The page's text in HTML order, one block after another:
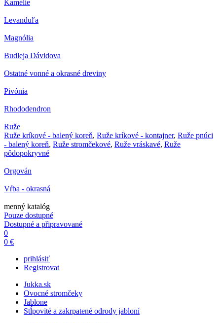
Kamélie
Levanduľa
Magnólia
Budleja Dávidova
Ostatné vonné a okrasné dreviny
Pivónia
Rhododendron
Ruže
Ruže kríkové - balený koreň, Ruže kríkové - kontajner, Ruže pnúci
- balený koreň, Ruže stromčekové, Ruže vráskavé, Ruže
pôdopokryvné
Orgován
Vŕba - okrasná
menný katalóg
Pouze dostupné
Dostupné a připravované
0
0 €
prihlásiť
Registrovat
Jukka.sk
Ovocné stromčeky
Jablone
Stĺpovité a zakrpatené odrody jabloní